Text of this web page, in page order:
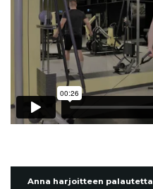
Anna harjoitteen palautetta